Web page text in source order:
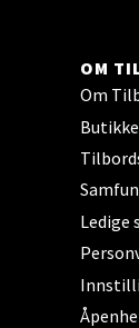
OM
Om
Stord